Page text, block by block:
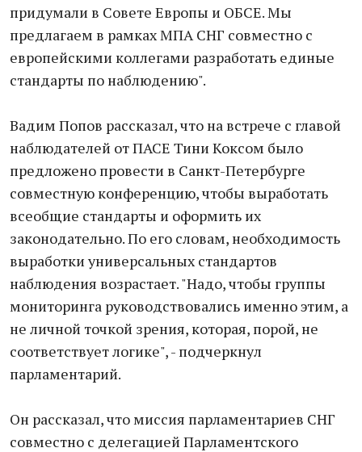
придумали в Совете Европы и ОБСЕ. Мы
предлагаем в рамках МПА СНГ совместно с
европейскими коллегами разработать единые
стандарты по наблюдению".
Вадим Попов рассказал, что на встрече с главой
наблюдателей от ПАСЕ Тини Коксом было
предложено провести в Санкт-Петербурге
совместную конференцию, чтобы выработать
всеобщие стандарты и оформить их
законодательно. По его словам, необходимость
выработки универсальных стандартов
наблюдения возрастает. "Надо, чтобы группы
мониторинга руководствовались именно этим, а
не личной точкой зрения, которая, порой, не
соответствует логике", - подчеркнул
парламентарий.
Он рассказал, что миссия парламентариев СНГ
совместно с делегацией Парламентского